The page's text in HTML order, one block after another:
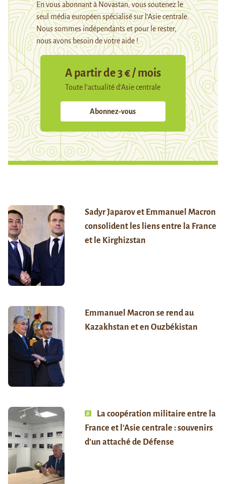
En vous abonnant à Novastan, vous soutenez le
seul média européen spécialisé sur l’Asie centrale.
Nous sommes indépendants et pour le rester,
nous avons besoin de votre aide !
A partir de 3 € / mois
Toute l’actualité d’Asie centrale
Abonnez-vous
Sadyr Japarov et Emmanuel Macron
consolident les liens entre la France
et le Kirghizstan
Emmanuel Macron se rend au
Kazakhstan et en Ouzbékistan
La coopération militaire entre la
France et l’Asie centrale : souvenirs
d’un attaché de Défense